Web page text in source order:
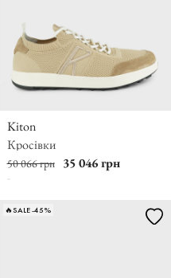
Kiton
Кросівки
50 066 грн 35 046 грн
🔥SALE -45%